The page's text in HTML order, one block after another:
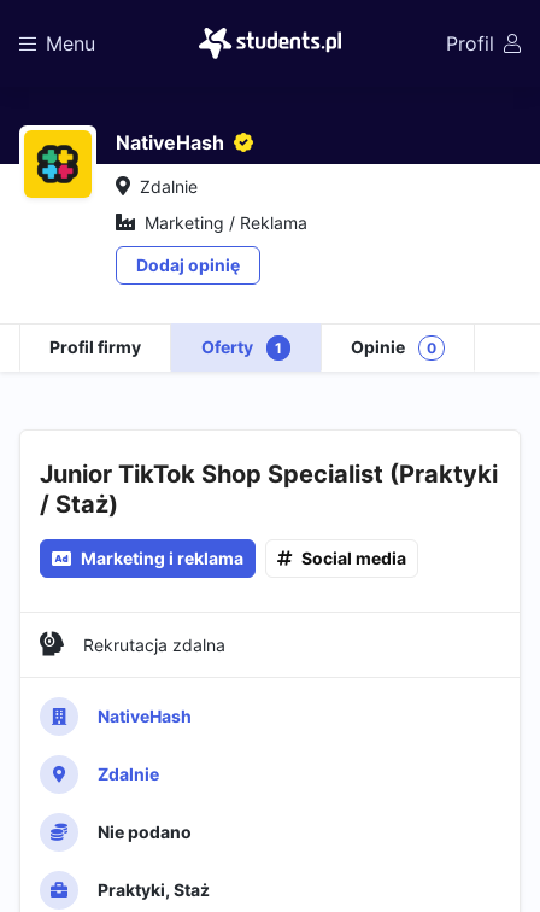
Menu Profil
NativeHash
Zdalnie
Marketing / Reklama
Dodaj opinię
Profil firmy Oferty 1 Opinie 0
Junior TikTok Shop Specialist (Praktyki
/ Staż)
Marketing i reklama Social media
Rekrutacja zdalna
NativeHash
Zdalnie
Nie podano
Praktyki, Staż